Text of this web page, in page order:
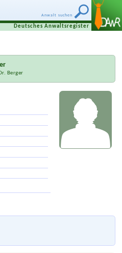
Anwalt suchen
Deutsches Anwaltsregister
Berger